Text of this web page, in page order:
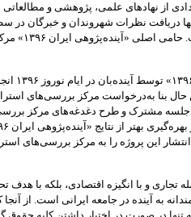
ایران ۱۳۹۶» تعدادی از نهادهای علمی، پژوهشی و
آنها دریافت نظرات شهروندان و خبرگان
سال‌های گذشته
حال بنا به‌درخواست مرکز بررسی‌های
مشترک و طرح دغدغه‌های مرکز
این پروژه را به مرکز بررسی‌های
تجاری و با انگیزه اقتصادی، بلکه با هدف
به آینده در جامعه ایرانی است. از
تنها در صورت در اختیار داشتن کلیه